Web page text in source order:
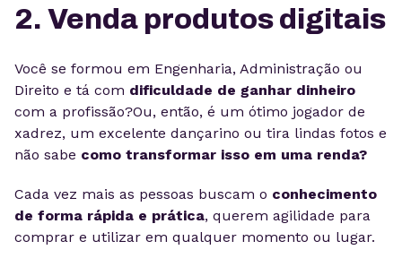
2. Venda produtos digitais
Você se formou em Engenharia, Administração ou
Direito e tá com dificuldade de ganhar dinheiro
com a profissão?Ou, então, é um ótimo jogador de
xadrez, um excelente dançarino ou tira lindas fotos e
não sabe como transformar isso em uma renda?
Cada vez mais as pessoas buscam o conhecimento
de forma rápida e prática, querem agilidade para
comprar e utilizar em qualquer momento ou lugar.